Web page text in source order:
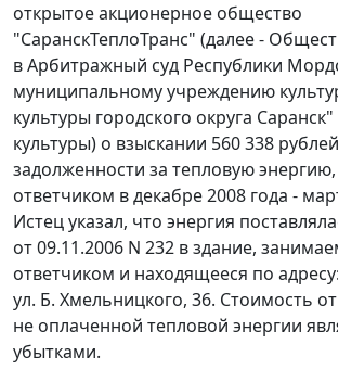
открытое акционерное общество
"СаранскТеплоТранс" (далее -
в Арбитражный суд Республики
муниципальному учреждению
культуры городского округа
культуры) о взыскании 560 338
задолженности за тепловую
ответчиком в декабре 2008 года -
Истец указал, что энергия
от 09.11.2006 N 232 в здание,
ответчиком и находящееся по
ул. Б. Хмельницкого, 36. Стоимость
не оплаченной тепловой энергии
убытками.